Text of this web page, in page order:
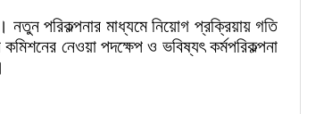
নতুন পরিকল্পনার মাধ্যমে নিয়োগ প্রক্রিয়ায় গতি
নেওয়া পদক্ষেপ ও ভবিষ্যৎ কর্মপরিকল্পনা